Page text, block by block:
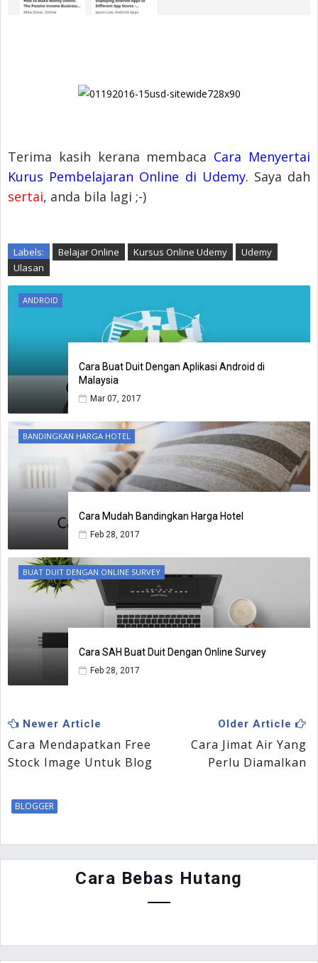
Terima kasih kerana membaca Cara Menyertai
Kurus Pembelajaran Online di Udemy. Saya dah
sertai, anda bila lagi ;-)
Labels: Belajar Online Kursus Online Udemy
Udemy
Ulasan
ANDROID
Cara Buat Duit Dengan Aplikasi Android di
Malaysia
Mar 07, 2017
BANDINGKAN HARGA HOTEL
Cara Mudah Bandingkan Harga Hotel
Feb 28, 2017
BUAT DUIT DENGAN ONLINE SURVEY
Cara SAH Buat Duit Dengan Online Survey
Feb 28, 2017
Newer Article
Cara Mendapatkan Free
Stock Image Untuk Blog
Older Article
Cara Jimat Air Yang
Perlu Diamalkan
BLOGGER
Cara Bebas Hutang